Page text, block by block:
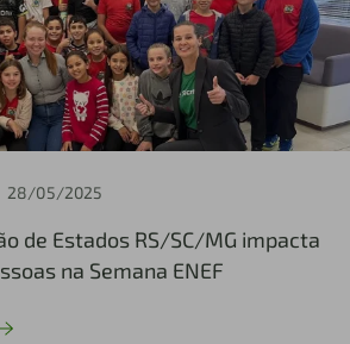
28/05/2025
de Estados RS/SC/MG impacta
na Semana ENEF